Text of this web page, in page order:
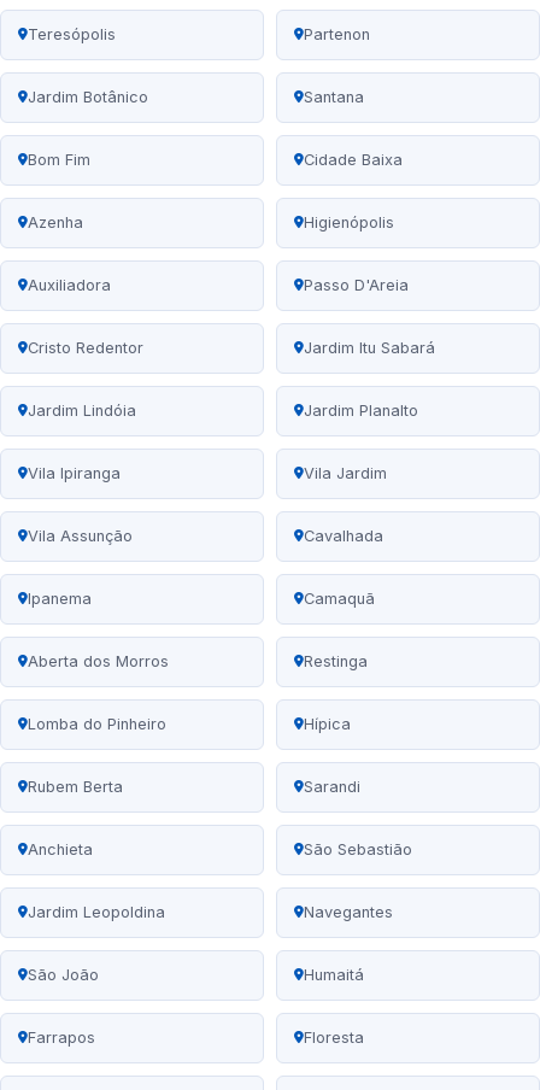
Teresópolis Partenon
Jardim Botânico Santana
Bom Fim Cidade Baixa
Azenha Higienópolis
Auxiliadora Passo D'Areia
Cristo Redentor Jardim Itu Sabará
Jardim Lindóia Jardim Planalto
Vila Ipiranga Vila Jardim
Vila Assunção Cavalhada
Ipanema Camaquã
Aberta dos Morros Restinga
Lomba do Pinheiro Hípica
Rubem Berta Sarandi
Anchieta São Sebastião
Jardim Leopoldina Navegantes
São João Humaitá
Farrapos Floresta